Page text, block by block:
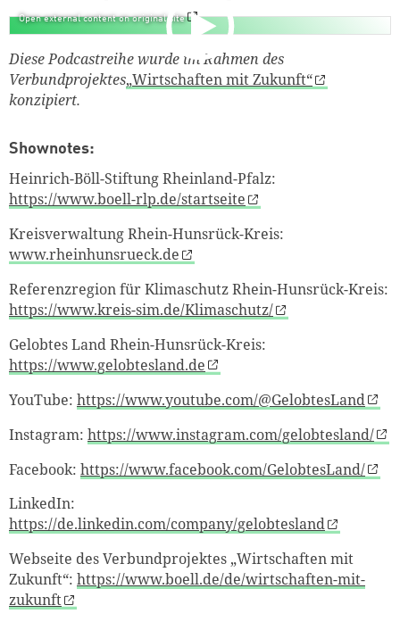
Open external content on original site
Diese Podcastreihe wurde im Rahmen des
Verbundprojektes„Wirtschaften mit Zukunft“
konzipiert.
Shownotes:
Heinrich-Böll-Stiftung Rheinland-Pfalz:
https://www.boell-rlp.de/startseite
Kreisverwaltung Rhein-Hunsrück-Kreis:
www.rheinhunsrueck.de
Referenzregion für Klimaschutz Rhein-Hunsrück-Kreis:
https://www.kreis-sim.de/Klimaschutz/
Gelobtes Land Rhein-Hunsrück-Kreis:
https://www.gelobtesland.de
YouTube: https://www.youtube.com/@GelobtesLand
Instagram: https://www.instagram.com/gelobtesland/
Facebook: https://www.facebook.com/GelobtesLand/
LinkedIn:
https://de.linkedin.com/company/gelobtesland
Webseite des Verbundprojektes „Wirtschaften mit
Zukunft“: https://www.boell.de/de/wirtschaften-mit-
zukunft